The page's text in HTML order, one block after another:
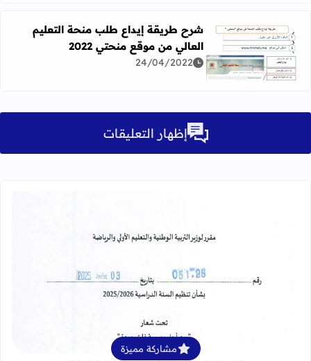
اقرأ المزيد عن شرح طريقة إيداع طلب منحة التعليم العالي من
شرح طريقة إيداع طلب منحة التعليم
العالي من موقع منحتي 2022
24/04/2022
إظهار التعليقات
قراءة المزيد عن مقرر تنظيم السنة الدراسية
مشاركة مميزة